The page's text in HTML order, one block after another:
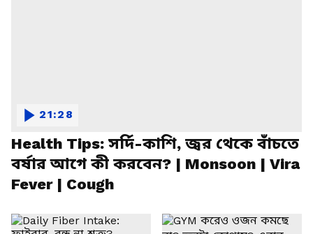
Health Tips: সর্দি-কাশি, জ্বর থেকে বাঁচতে
বর্ষার আগে কী করবেন? | Monsoon | Vira
Fever | Cough
21:28